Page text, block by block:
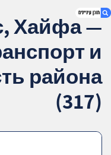
Хайфа — транспорт и
района (317)
2. אודות U נכסים
3. שאלתם ? ענינו !
Хайфа —
и
района
(317)